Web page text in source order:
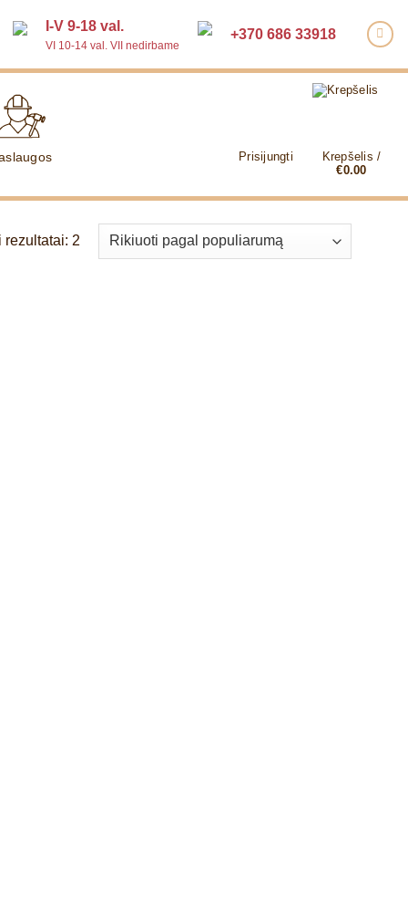
I-V 9-18 val.
VI 10-14 val. VII nedirbame
+370 686 33918
Prisijungti
Krepšelis /
€0.00
rezultatai: 2Rūšiuojama
pagal